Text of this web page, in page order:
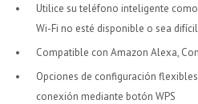
Utilice su teléfono inteligente
Wi-Fi no esté disponible o sea
Compatible con Amazon Alexa,
Opciones de configuración
conexión mediante botón WPS